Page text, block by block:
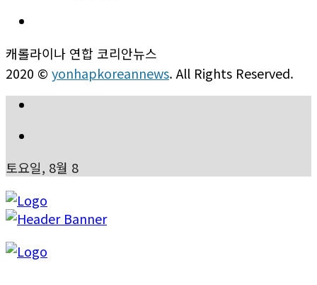
캐롤라이나 연합 코리안뉴스
2020 © yonhapkoreannews. All Rights Reserved.
토요일, 8월 8